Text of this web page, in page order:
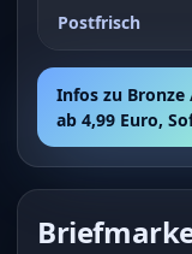
Postfrisch
Infos zu Bronze
ab 4,99 Euro,